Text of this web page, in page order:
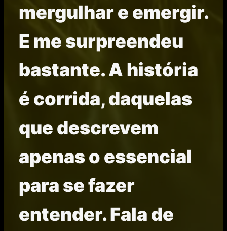
mergulhar e emergir.
E me surpreendeu
bastante. A história
é corrida, daquelas
que descrevem
apenas o essencial
para se fazer
entender. Fala de